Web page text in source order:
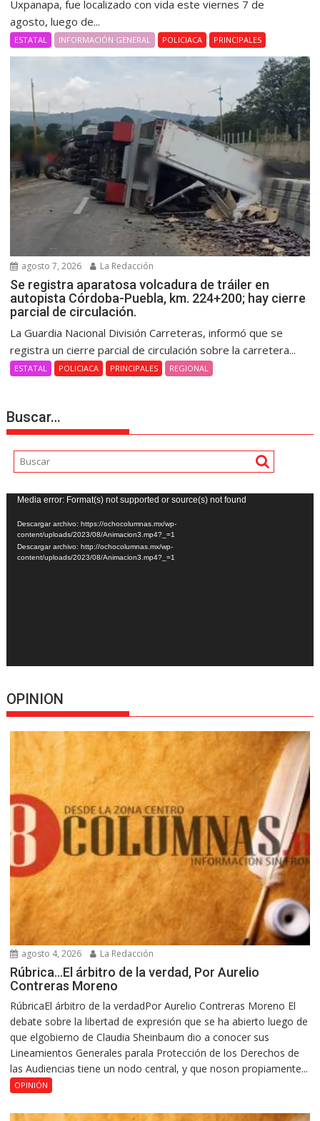
Uxpanapa, fue localizado con vida este viernes 7 de
agosto, luego de...
ESTATAL INFORMACIÓN GENERAL POLICIACA PRINCIPALES
agosto 7, 2026 La Redacción
Se registra aparatosa volcadura de tráiler en
autopista Córdoba-Puebla, km. 224+200; hay cierre
parcial de circulación.
La Guardia Nacional División Carreteras, informó que se
registra un cierre parcial de circulación sobre la carretera...
ESTATAL POLICIACA PRINCIPALES REGIONAL
Buscar…
Reproductor
de
vídeo
Media error: Format(s) not supported or source(s) not found
Descargar archivo: https://ochocolumnas.mx/wp-
content/uploads/2023/08/Animacion3.mp4?_=1
Descargar archivo: http://ochocolumnas.mx/wp-
content/uploads/2023/08/Animacion3.mp4?_=1
OPINION
agosto 4, 2026 La Redacción
Rúbrica…El árbitro de la verdad, Por Aurelio
Contreras Moreno
RúbricaEl árbitro de la verdadPor Aurelio Contreras Moreno El
debate sobre la libertad de expresión que se ha abierto luego de
que elgobierno de Claudia Sheinbaum dio a conocer sus
Lineamientos Generales parala Protección de los Derechos de
las Audiencias tiene un nodo central, y que noson propiamente...
OPINIÓN